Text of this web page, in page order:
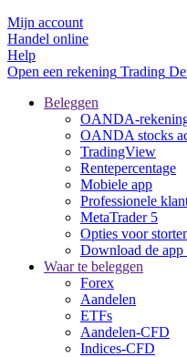
Mijn account
Handel online
Help
Open een rekening Trading
Beleggen
OANDA-
OANDA stocks
TradingView
Rentepercentage
Mobiele app
Professionele
MetaTrader 5
Opties voor
Download de
Waar te beleggen
Forex
Aandelen
ETFs
Aandelen-CFD
Indices-CFD